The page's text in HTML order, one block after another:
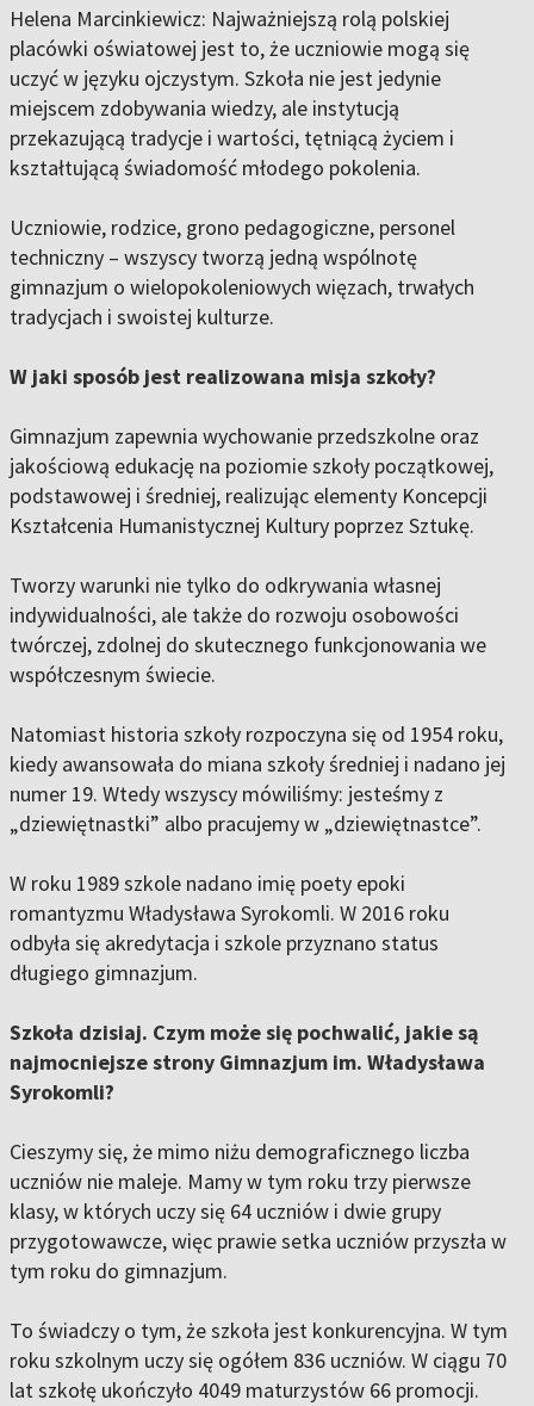
Helena Marcinkiewicz: Najważniejszą rolą polskiej
placówki oświatowej jest to, że uczniowie mogą się
uczyć w języku ojczystym. Szkoła nie jest jedynie
miejscem zdobywania wiedzy, ale instytucją
przekazującą tradycje i wartości, tętniącą życiem i
kształtującą świadomość młodego pokolenia.
Uczniowie, rodzice, grono pedagogiczne, personel
techniczny – wszyscy tworzą jedną wspólnotę
gimnazjum o wielopokoleniowych więzach, trwałych
tradycjach i swoistej kulturze.
W jaki sposób jest realizowana misja szkoły?
Gimnazjum zapewnia wychowanie przedszkolne oraz
jakościową edukację na poziomie szkoły początkowej,
podstawowej i średniej, realizując elementy Koncepcji
Kształcenia Humanistycznej Kultury poprzez Sztukę.
Tworzy warunki nie tylko do odkrywania własnej
indywidualności, ale także do rozwoju osobowości
twórczej, zdolnej do skutecznego funkcjonowania we
współczesnym świecie.
Natomiast historia szkoły rozpoczyna się od 1954 roku,
kiedy awansowała do miana szkoły średniej i nadano jej
numer 19. Wtedy wszyscy mówiliśmy: jesteśmy z
„dziewiętnastki” albo pracujemy w „dziewiętnastce”.
W roku 1989 szkole nadano imię poety epoki
romantyzmu Władysława Syrokomli. W 2016 roku
odbyła się akredytacja i szkole przyznano status
długiego gimnazjum.
Szkoła dzisiaj. Czym może się pochwalić, jakie są
najmocniejsze strony Gimnazjum im. Władysława
Syrokomli?
Cieszymy się, że mimo niżu demograficznego liczba
uczniów nie maleje. Mamy w tym roku trzy pierwsze
klasy, w których uczy się 64 uczniów i dwie grupy
przygotowawcze, więc prawie setka uczniów przyszła w
tym roku do gimnazjum.
To świadczy o tym, że szkoła jest konkurencyjna. W tym
roku szkolnym uczy się ogółem 836 uczniów. W ciągu 70
lat szkołę ukończyło 4049 maturzystów 66 promocji.